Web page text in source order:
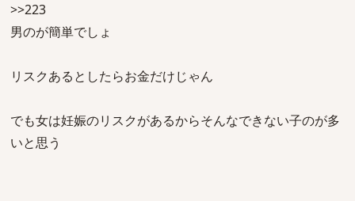
>>223
男のが簡単でしょ
リスクあるとしたらお金だけじゃん
でも女は妊娠のリスクがあるからそんなできない子のが多
いと思う